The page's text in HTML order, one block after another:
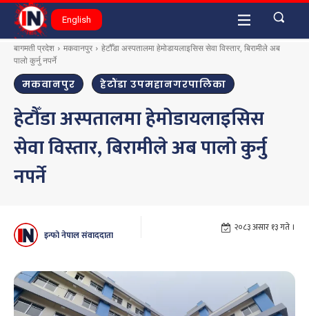
English
बागमती प्रदेश मकवानपुर
हेटौँडा अस्पतालमा हेमोडायलाइसिस सेवा विस्तार, बिरामीले अब
पालो कुर्नु नपर्ने
मकवानपुर हेटौंडा उपमहानगरपालिका
हेटौँडा अस्पतालमा हेमोडायलाइसिस
सेवा विस्तार, बिरामीले अब पालो कुर्नु
नपर्ने
इन्फो नेपाल संवाददाता
२०८३ असार १३ गते ।